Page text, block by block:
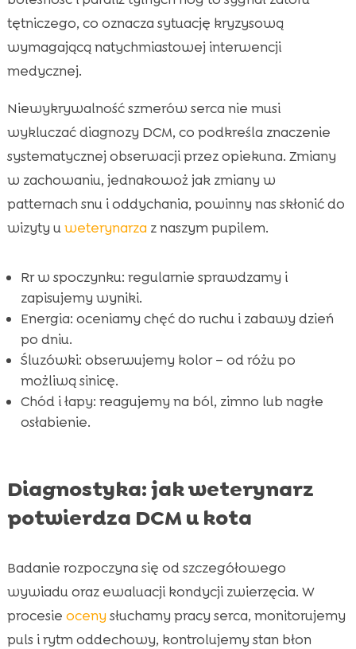
tętniczego, co oznacza sytuację kryzysową
wymagającą natychmiastowej interwencji
medycznej.
Niewykrywalność szmerów serca nie musi
wykluczać diagnozy DCM, co podkreśla znaczenie
systematycznej obserwacji przez opiekuna. Zmiany
w zachowaniu, jednakowoż jak zmiany w
patternach snu i oddychania, powinny nas skłonić do
wizyty uweterynarza z naszym pupilem.
Rr w spoczynku: regularnie sprawdzamy i
zapisujemy wyniki.
Energia: oceniamy chęć do ruchu i zabawy dzień
po dniu.
Śluzówki: obserwujemy kolor – od różu po
możliwą sinicę.
Chód i łapy: reagujemy na ból, zimno lub nagłe
osłabienie.
Diagnostyka: jak weterynarz
potwierdza DCM u kota
Badanie rozpoczyna się od szczegółowego
wywiadu oraz ewaluacji kondycji zwierzęcia. W
procesie oceny słuchamy pracy serca, monitorujemy
puls i rytm oddechowy, kontrolujemy stan błon